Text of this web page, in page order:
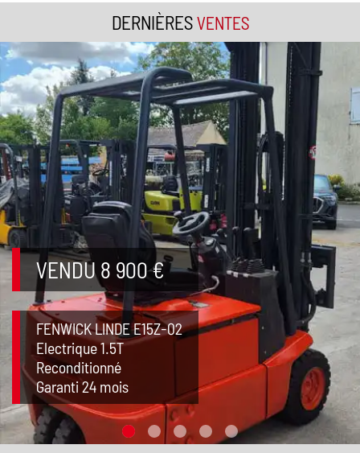
DERNIÈRESVENTES
VENDU 8 900 €
FENWICK LINDE E15Z-02
Electrique 1.5T
Reconditionné
Garanti 24 mois